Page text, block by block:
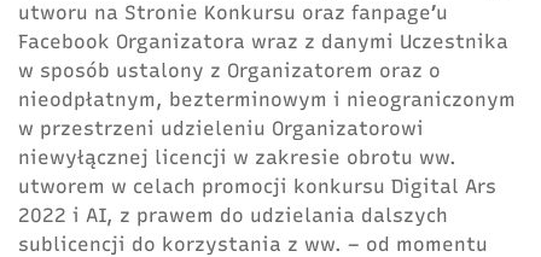
utworu na Stronie Konkursu oraz fanpage’u
Facebook Organizatora wraz z danymi Uczestnika
w sposób ustalony z Organizatorem oraz o
nieodpłatnym, bezterminowym i nieograniczonym
w przestrzeni udzieleniu Organizatorowi
niewyłącznej licencji w zakresie obrotu ww.
utworem w celach promocji konkursu Digital Ars
2022 i AI, z prawem do udzielania dalszych
sublicencji do korzystania z ww. – od momentu